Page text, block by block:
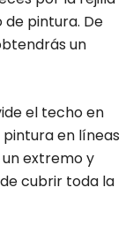
pintura. De
un
el techo en
en líneas
extremo y
cubrir toda la